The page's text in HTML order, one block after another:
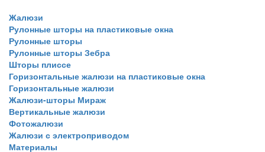
Жалюзи
Рулонные шторы на пластиковые окна
Рулонные шторы
Рулонные шторы Зебра
Шторы плиссе
Горизонтальные жалюзи на пластиковые окна
Горизонтальные жалюзи
Жалюзи-шторы Мираж
Вертикальные жалюзи
Фотожалюзи
Жалюзи с электроприводом
Материалы